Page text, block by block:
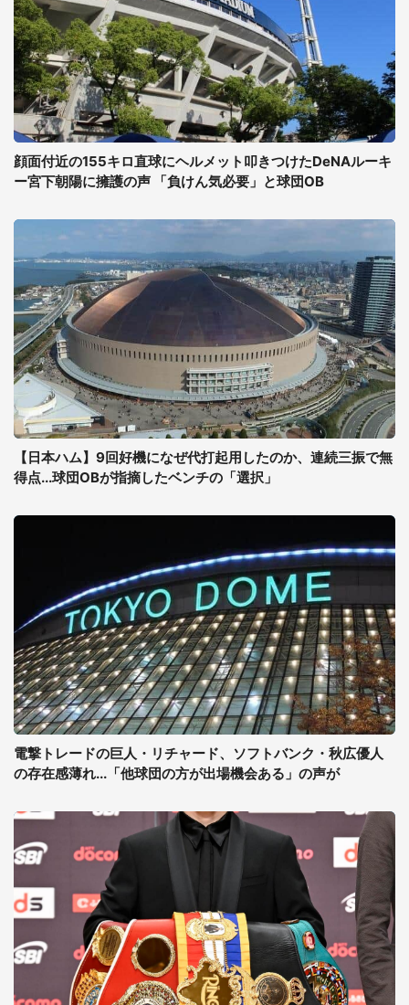
顔面付近の155キロ直球にヘルメット叩きつけたDeNAルーキ
ー宮下朝陽に擁護の声 「負けん気必要」と球団OB
【日本ハム】9回好機になぜ代打起用したのか、連続三振で無
得点...球団OBが指摘したベンチの「選択」
電撃トレードの巨人・リチャード、ソフトバンク・秋広優人
の存在感薄れ...「他球団の方が出場機会ある」の声が